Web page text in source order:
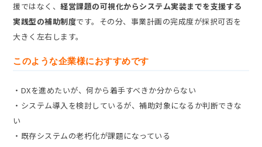
援ではなく、経営課題の可視化からシステム実装までを支援する
実践型の補助制度です。その分、事業計画の完成度が採択可否を
大きく左右します。
このような企業様におすすめです
・DXを進めたいが、何から着手すべきか分からない
・システム導入を検討しているが、補助対象になるか判断できな
い
・既存システムの老朽化が課題になっている